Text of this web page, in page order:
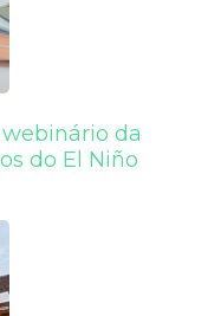
da
do El Niño